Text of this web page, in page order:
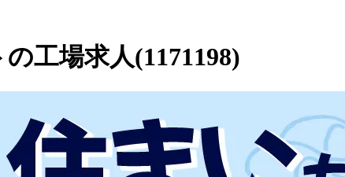
工場求人(1171198)